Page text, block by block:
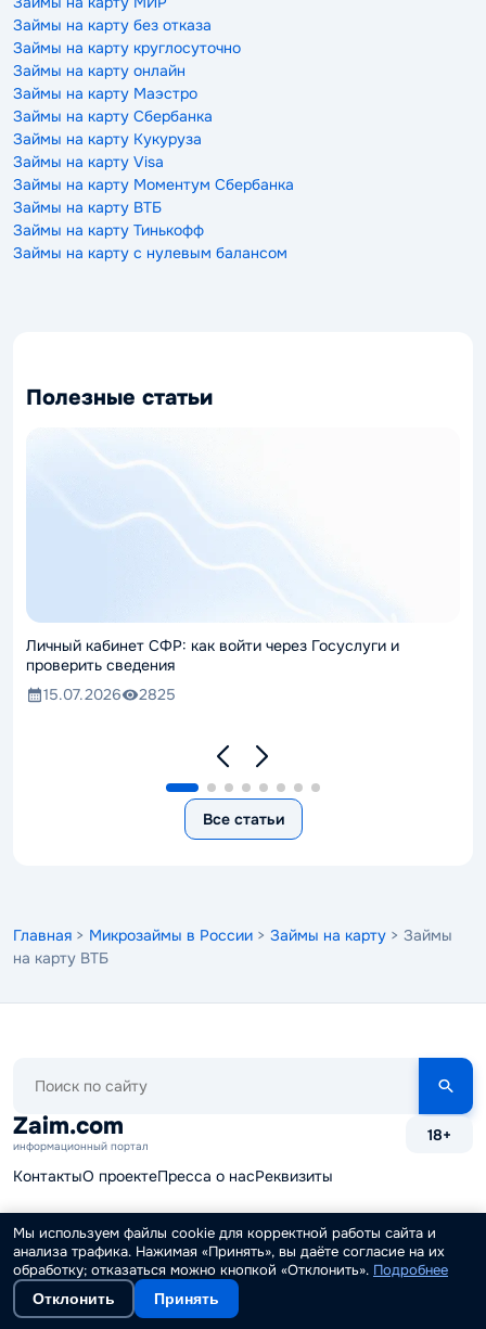
Займы на карту без отказа
Займы на карту круглосуточно
Займы на карту онлайн
Займы на карту Маэстро
Займы на карту Сбербанка
Займы на карту Кукуруза
Займы на карту Visa
Займы на карту Моментум Сбербанка
Займы на карту ВТБ
Займы на карту Тинькофф
Займы на карту с нулевым балансом
Полезные статьи
Личный кабинет СФР: как войти через Госуслуги и
проверить сведения
15.07.2026
2825
Все статьи
Главная > Микрозаймы в России > Займы на карту > Займы
на карту ВТБ
сайту
Zaim.com
информационный портал
18+
КонтактыО проектеПресса о насРеквизиты
Партнерская программаНаши вакансии
Финансовые калькуляторыКарта сайта
Мы используем файлы cookie для корректной работы сайта и
анализа трафика. Нажимая «Принять», вы даёте согласие на их
обработку; отказаться можно кнопкой «Отклонить». Подробнее
Отклонить Принять